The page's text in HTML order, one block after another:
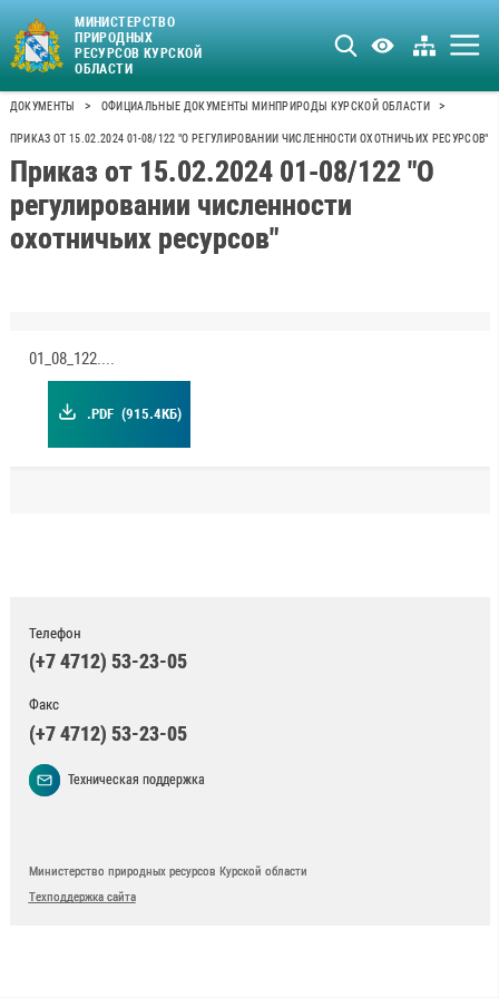
МИНИСТЕРСТВО
ПРИРОДНЫХ
РЕСУРСОВ КУРСКОЙ
ОБЛАСТИ
ДОКУМЕНТЫ > ОФИЦИАЛЬНЫЕ ДОКУМЕНТЫ МИНПРИРОДЫ КУРСКОЙ ОБЛАСТИ >
ПРИКАЗ ОТ 15.02.2024 01-08/122 "О РЕГУЛИРОВАНИИ ЧИСЛЕННОСТИ ОХОТНИЧЬИХ РЕСУРСОВ"
Приказ от 15.02.2024 01-08/122 "О
регулировании численности
охотничьих ресурсов"
01_08_122.pdf
.PDF (915.4КБ)
Телефон
(+7 4712) 53-23-05
Факс
(+7 4712) 53-23-05
Техническая поддержка
Министерство природных ресурсов Курской области
Техподдержка сайта